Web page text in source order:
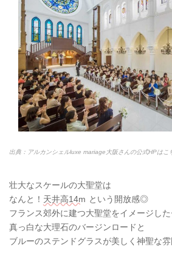
出典：アルカンシェルluxe mariage大阪さんの公式HPはこ
壮大なスケールの大聖堂は
なんと！ 天井高14m という開放感◎
フランス郊外に建つ大聖堂をイメージし
真っ白な大理石のバージンロードと
ブルーのステンドグラスが美しく神聖な